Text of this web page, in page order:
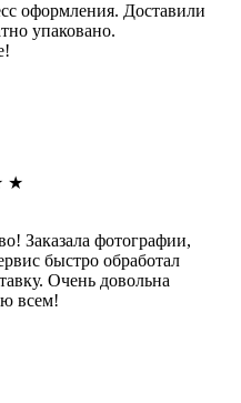
оформления. Доставили
упаковано.
★
Заказала фотографии,
быстро обработал
Очень довольна
всем!